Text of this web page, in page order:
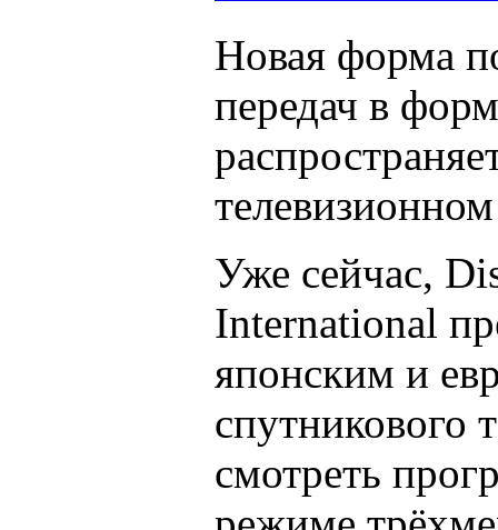
Новая форма
передач в
Уже сейчас,
International
японским и
спутникового
смотреть